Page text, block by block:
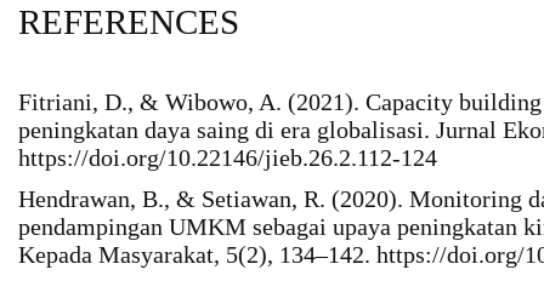
REFERENCES
Fitriani, D., & Wibowo, A. (2021). Capacity
peningkatan daya saing di era globalisasi. Jurnal
https://doi.org/10.22146/jieb.26.2.112-124
Hendrawan, B., & Setiawan, R. (2020). Monitoring
pendampingan UMKM sebagai upaya peningkatan
Kepada Masyarakat, 5(2), 134–142. https://doi.org/